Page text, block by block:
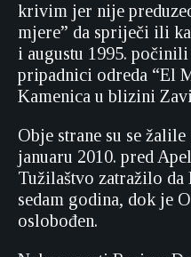
krivim jer nije
mjere” da spriječi ili
i augustu 1995.
pripadnici odreda “El
Kamenica u blizini
Obje strane su se
januaru 2010. pred
Tužilaštvo zatražilo da
sedam godina, dok je
oslobođen.